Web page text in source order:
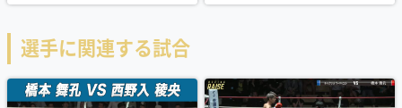
選手に関連する試合